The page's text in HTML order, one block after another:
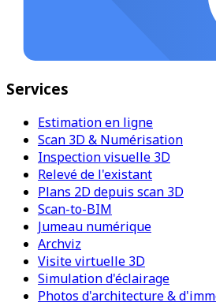
Services
Estimation en ligne
Scan 3D & Numérisation
Inspection visuelle 3D
Relevé de l'existant
Plans 2D depuis scan 3D
Scan-to-BIM
Jumeau numérique
Archviz
Visite virtuelle 3D
Simulation d'éclairage
Photos d'architecture &